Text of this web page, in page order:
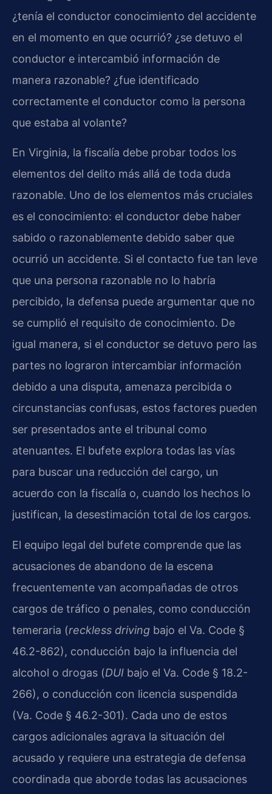
¿tenía el conductor conocimiento del accidente
en el momento en que ocurrió? ¿se detuvo el
conductor e intercambió información de
manera razonable? ¿fue identificado
correctamente el conductor como la persona
que estaba al volante?
En Virginia, la fiscalía debe probar todos los
elementos del delito más allá de toda duda
razonable. Uno de los elementos más cruciales
es el conocimiento: el conductor debe haber
sabido o razonablemente debido saber que
ocurrió un accidente. Si el contacto fue tan leve
que una persona razonable no lo habría
percibido, la defensa puede argumentar que no
se cumplió el requisito de conocimiento. De
igual manera, si el conductor se detuvo pero las
partes no lograron intercambiar información
debido a una disputa, amenaza percibida o
circunstancias confusas, estos factores pueden
ser presentados ante el tribunal como
atenuantes. El bufete explora todas las vías
para buscar una reducción del cargo, un
acuerdo con la fiscalía o, cuando los hechos lo
justifican, la desestimación total de los cargos.
El equipo legal del bufete comprende que las
acusaciones de abandono de la escena
frecuentemente van acompañadas de otros
cargos de tráfico o penales, como conducción
temeraria (reckless driving bajo el Va. Code §
46.2-862), conducción bajo la influencia del
alcohol o drogas (DUI bajo el Va. Code § 18.2-
266), o conducción con licencia suspendida
(Va. Code § 46.2-301). Cada uno de estos
cargos adicionales agrava la situación del
acusado y requiere una estrategia de defensa
coordinada que aborde todas las acusaciones